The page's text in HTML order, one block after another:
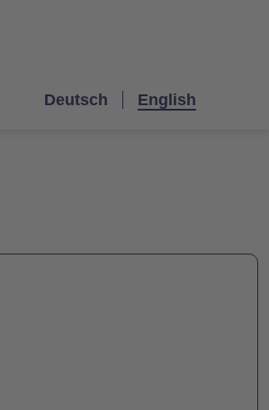
Deutsch English